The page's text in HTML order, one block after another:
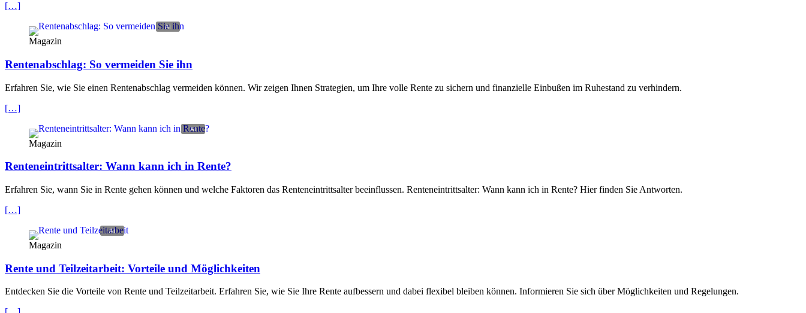
[…]
Magazin
Rentenabschlag: So vermeiden Sie ihn
Erfahren Sie, wie Sie einen Rentenabschlag vermeiden können. Wir zeigen Ihnen Strategien, um Ihre volle Rente zu sichern und finanzielle Einbußen im Ruhestand zu verhindern.
[…]
Magazin
Renteneintrittsalter: Wann kann ich in Rente?
Erfahren Sie, wann Sie in Rente gehen können und welche Faktoren das Renteneintrittsalter beeinflussen. Renteneintrittsalter: Wann kann ich in Rente? Hier finden Sie Antworten.
[…]
Magazin
Rente und Teilzeitarbeit: Vorteile und Möglichkeiten
Entdecken Sie die Vorteile von Rente und Teilzeitarbeit. Erfahren Sie, wie Sie Ihre Rente aufbessern und dabei flexibel bleiben können. Informieren Sie sich über Möglichkeiten und Regelungen.